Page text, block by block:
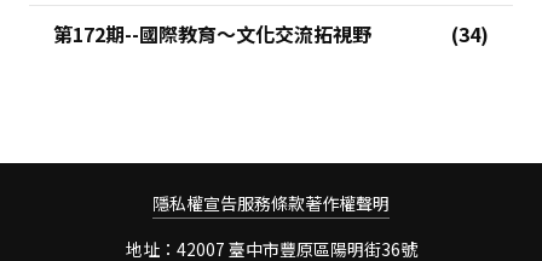
第172期--國際教育～文化交流拓視野
隱私權宣告服務條款著作權聲明
地址：42007 臺中市豐原區陽明街36號